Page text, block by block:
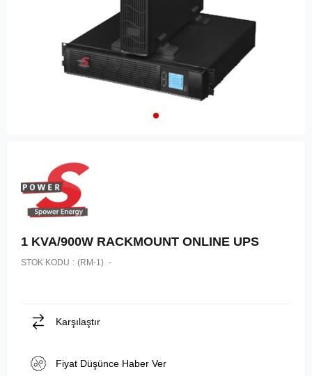
1 KVA/900W RACKMOUNT ONLINE UPS
STOK KODU (RM-1)
Karşılaştır
Fiyat Düşünce Haber Ver